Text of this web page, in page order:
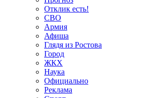
Отклик есть!
СВО
Армия
Афиша
Глядя из Ростова
Город
ЖКХ
Наука
Официально
Реклама